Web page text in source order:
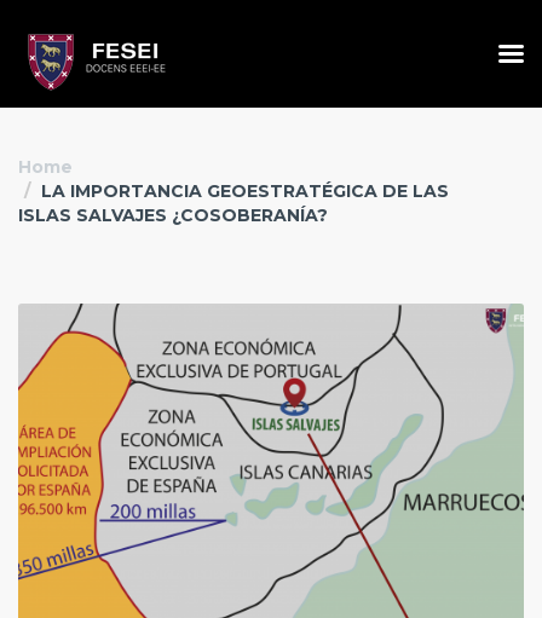
Home
LA IMPORTANCIA GEOESTRATÉGICA DE LAS
ISLAS SALVAJES ¿COSOBERANÍA?